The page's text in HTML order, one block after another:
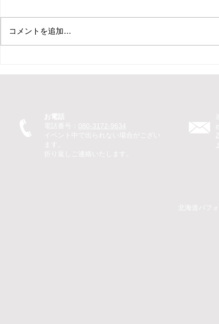
ト ピエロ】保育園イベントで
に
ント マジ
コメントを追加…
お電話
電話番号： 080-3172-9634
イベント中で出られない場合がござい
ます。
折り返しご連絡いたします。
北海道パフ